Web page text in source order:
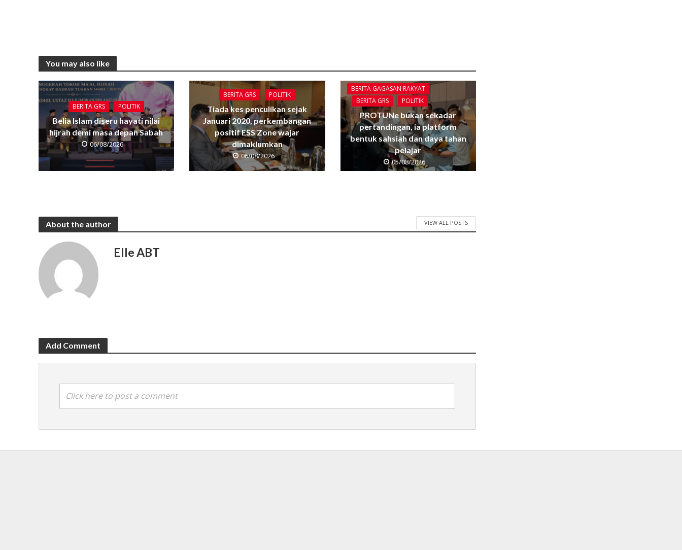
You may also like
BERITA GRS POLITIK
Belia Islam diseru hayati nilai
hijrah demi masa depan Sabah
06/08/2026
BERITA GRS POLITIK
Tiada kes penculikan sejak
Januari 2020, perkembangan
positif ESS Zone wajar
dimaklumkan
06/08/2026
BERITA GAGASAN RAKYAT
BERITA GRS
POLITIK
PROTUNe bukan sekadar
pertandingan, ia platform
bentuk sahsiah dan daya tahan
pelajar
05/08/2026
About the author VIEW ALL POSTS
Elle ABT
Add Comment
Click here to post a comment